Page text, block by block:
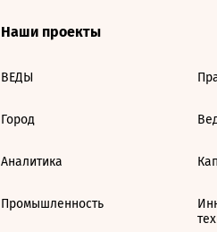
Наши проекты
ВЕДЫ
Город
Аналитика
Промышленность